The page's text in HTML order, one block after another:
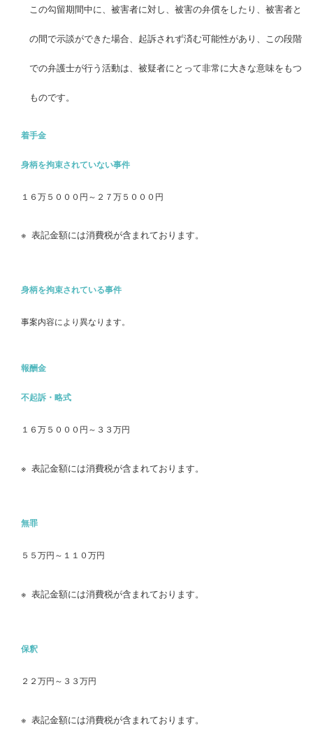
この勾留期間中に、被害者に対し、被害の弁償をしたり、被害者と
の間で示談ができた場合、起訴されず済む可能性があり、この段階
での弁護士が行う活動は、被疑者にとって非常に大きな意味をもつ
ものです。
着手金
身柄を拘束されていない事件
１６万５０００円～２７万５０００円
表記金額には消費税が含まれております。
身柄を拘束されている事件
事案内容により異なります。
報酬金
不起訴・略式
１６万５０００円～３３万円
表記金額には消費税が含まれております。
無罪
５５万円～１１０万円
表記金額には消費税が含まれております。
保釈
２２万円～３３万円
表記金額には消費税が含まれております。